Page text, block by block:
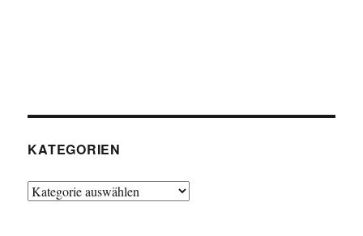
KATEGORIEN
Kategorien